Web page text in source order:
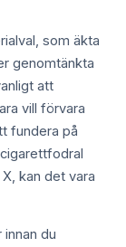
som äkta
genomtänkta
att
vill förvara
fundera på
kan det vara
du